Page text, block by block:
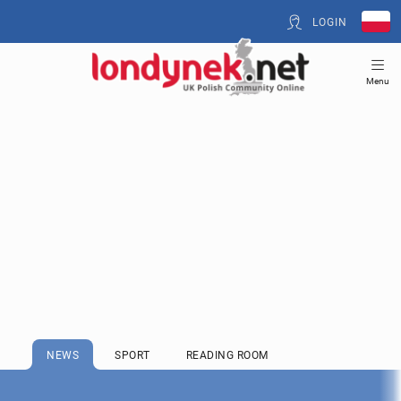
LOGIN
Menu
NEWS SPORT READING ROOM